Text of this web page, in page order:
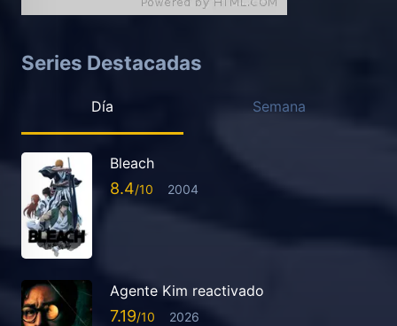
Series Destacadas
Día Semana
Bleach
8.4 2004
Agente Kim reactivado
7.19 2026